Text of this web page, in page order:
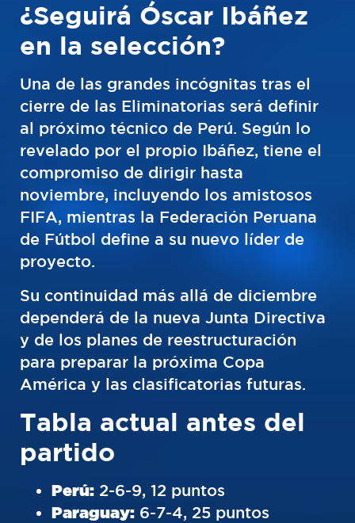
¿Seguirá Óscar Ibáñez
en la selección?
Una de las grandes incógnitas tras el
cierre de las Eliminatorias será definir
al próximo técnico de Perú. Según lo
revelado por el propio Ibáñez, tiene el
compromiso de dirigir hasta
noviembre, incluyendo los amistosos
FIFA, mientras la Federación Peruana
de Fútbol define a su nuevo líder de
proyecto.
Su continuidad más allá de diciembre
dependerá de la nueva Junta Directiva
y de los planes de reestructuración
para preparar la próxima Copa
América y las clasificatorias futuras.
Tabla actual antes del
partido
Perú: 2-6-9, 12 puntos
Paraguay: 6-7-4, 25 puntos